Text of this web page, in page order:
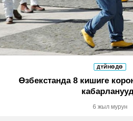
ДҮЙНӨДӨ
Өзбекстанда 8 кишиге
6 жыл мурун